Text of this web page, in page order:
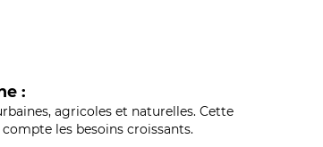
:
agricoles et naturelles. Cette
les besoins croissants.